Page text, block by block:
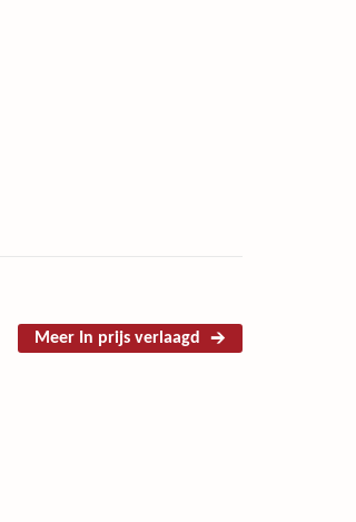
Meer In prijs verlaagd